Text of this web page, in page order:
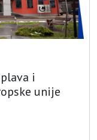
i
unije